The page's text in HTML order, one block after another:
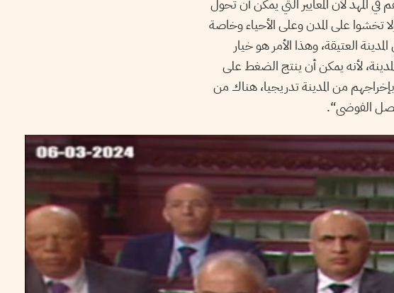
تخشوا على المدن وعلى الأحياء وخاصة
العتيقة، وهذا الأمر هو خيار
لأنه يمكن أن ينتج الضغط على
من المدينة تدريجيا، هناك من
الفوضى“.